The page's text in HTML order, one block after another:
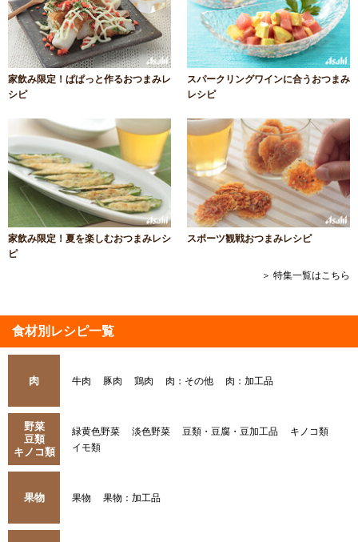
家飲み限定！ぱぱっと作るおつまみレ
シピ
スパークリングワインに合うおつまみ
レシピ
家飲み限定！夏を楽しむおつまみレシ
ピ
スポーツ観戦おつまみレシピ
＞ 特集一覧はこちら
食材別レシピ一覧
肉 牛肉 豚肉 鶏肉 肉：その他 肉：加工品
野菜
豆類
キノコ類
緑黄色野菜 淡色野菜 豆類・豆腐・豆加工品
キノコ類
イモ類
果物 果物 果物：加工品